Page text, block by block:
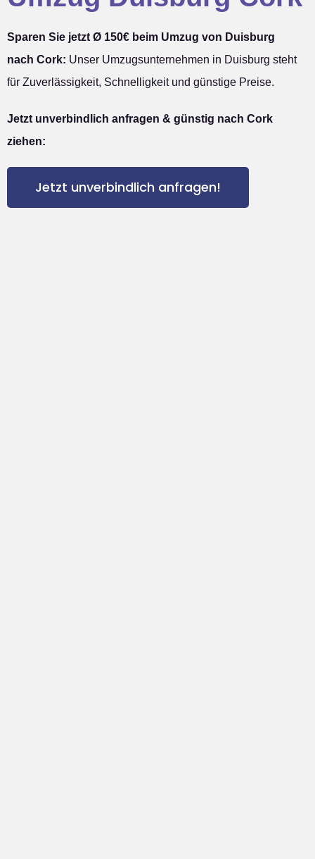
Sparen Sie jetzt Ø 150€ beim Umzug von Duisburg
nach Cork: Unser Umzugsunternehmen in Duisburg steht
für Zuverlässigkeit, Schnelligkeit und günstige Preise.
Jetzt unverbindlich anfragen & günstig nach Cork
ziehen:
Jetzt unverbindlich anfragen!